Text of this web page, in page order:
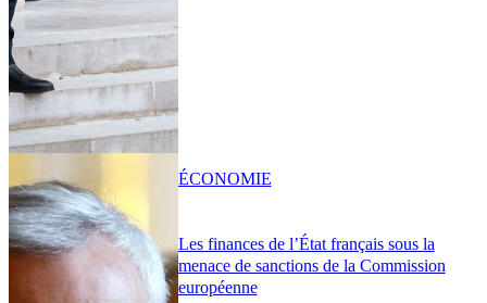
Les finances de l’État français sous la
menace de sanctions de la Commission
européenne
ÉCONOMIE